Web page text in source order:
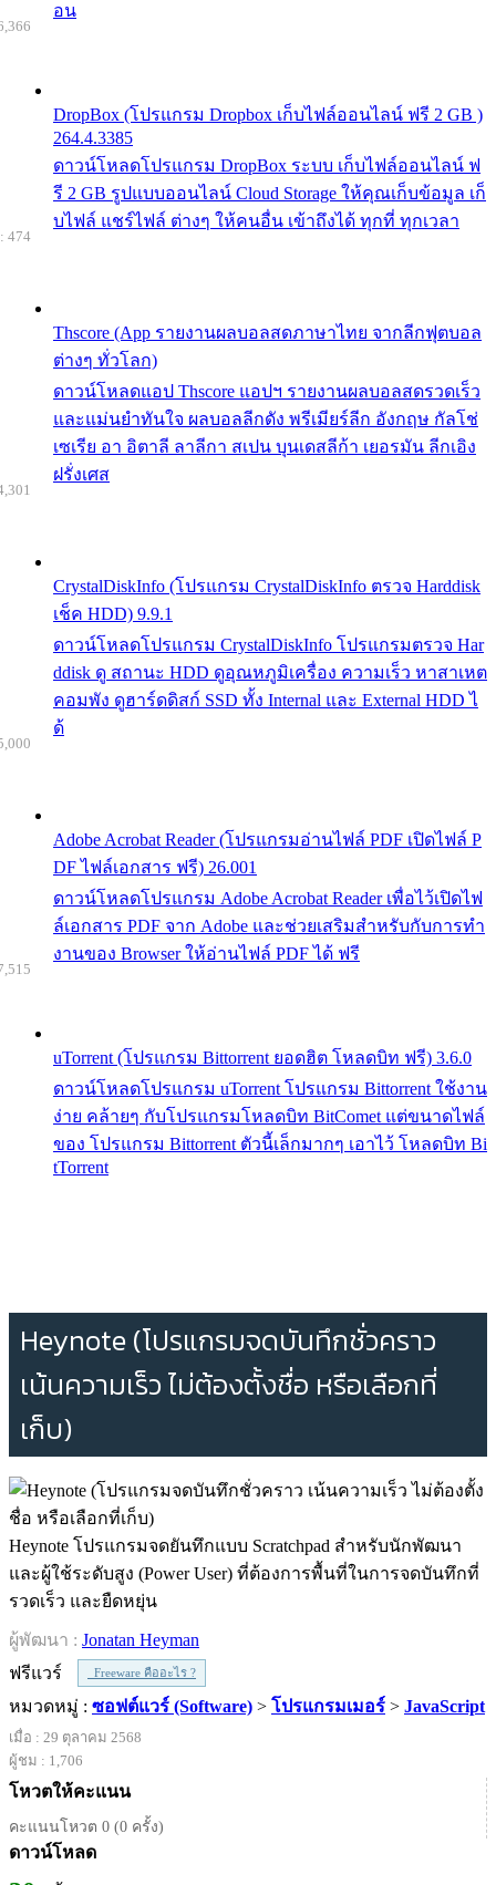
อน
DropBox (โปรแกรม Dropbox เก็บไฟล์ออนไลน์ ฟรี 2 GB )
264.4.3385
ดาวน์โหลดโปรแกรม DropBox ระบบ เก็บไฟล์ออนไลน์ ฟ
รี 2 GB รูปแบบออนไลน์ Cloud Storage ให้คุณเก็บข้อมูล เก็
บไฟล์ แชร์ไฟล์ ต่างๆ ให้คนอื่น เข้าถึงได้ ทุกที่ ทุกเวลา
Thscore (App รายงานผลบอลสดภาษาไทย จากลีกฟุตบอล
ต่างๆ ทั่วโลก)
ดาวน์โหลดแอป Thscore แอปฯ รายงานผลบอลสดรวดเร็ว
และแม่นยำทันใจ ผลบอลลีกดัง พรีเมียร์ลีก อังกฤษ กัลโช่
เซเรีย อา อิตาลี ลาลีกา สเปน บุนเดสลีก้า เยอรมัน ลีกเอิง
ฝรั่งเศส
474
CrystalDiskInfo (โปรแกรม CrystalDiskInfo ตรวจ Harddisk
เช็ค HDD) 9.9.1
ดาวน์โหลดโปรแกรม CrystalDiskInfo โปรแกรมตรวจ Har
ddisk ดู สถานะ HDD ดูอุณหภูมิเครื่อง ความเร็ว หาสาเหต
คอมพัง ดูฮาร์ดดิสก์ SSD ทั้ง Internal และ External HDD ไ
ด้
Adobe Acrobat Reader (โปรแกรมอ่านไฟล์ PDF เปิดไฟล์ P
DF ไฟล์เอกสาร ฟรี) 26.001
ดาวน์โหลดโปรแกรม Adobe Acrobat Reader เพื่อไว้เปิดไฟ
ล์เอกสาร PDF จาก Adobe และช่วยเสริมสำหรับกับการทำ
งานของ Browser ให้อ่านไฟล์ PDF ได้ ฟรี
uTorrent (โปรแกรม Bittorrent ยอดฮิต โหลดบิท ฟรี) 3.6.0
ดาวน์โหลดโปรแกรม uTorrent โปรแกรม Bittorrent ใช้งาน
ง่าย คล้ายๆ กับโปรแกรมโหลดบิท BitComet แต่ขนาดไฟล์
ของ โปรแกรม Bittorrent ตัวนี้เล็กมากๆ เอาไว้ โหลดบิท Bi
tTorrent
Heynote (โปรแกรมจดบันทึกชั่วคราว
เน้นความเร็ว ไม่ต้องตั้งชื่อ หรือเลือกที่
เก็บ)
Heynote โปรแกรมจดยันทึกแบบ Scratchpad สำหรับนักพัฒนา
และผู้ใช้ระดับสูง (Power User) ที่ต้องการพื้นที่ในการจดบันทึกที่
รวดเร็ว และยืดหยุ่น
ผู้พัฒนา : Jonatan Heyman
ฟรีแวร์
Freeware คืออะไร ?
หมวดหมู่ : ซอฟต์แวร์ (Software) > โปรแกรมเมอร์ > JavaScript
เมื่อ : 29 ตุลาคม 2568
ผู้ชม : 1,706
โหวตให้คะแนน
คะแนนโหวต 0 (0 ครั้ง)
ดาวน์โหลด